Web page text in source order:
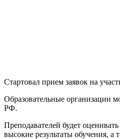
Стартовал прием заявок на
Образовательные организации
РФ.
Преподавателей будет
высокие результаты обучения, а